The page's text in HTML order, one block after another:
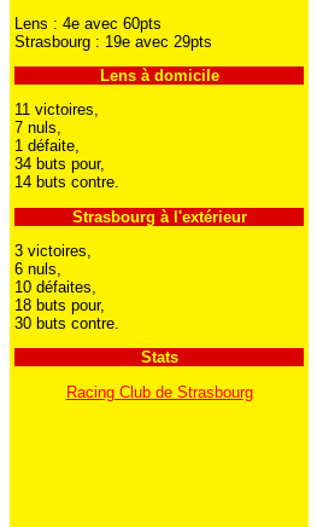
Lens : 4e avec 60pts
Strasbourg : 19e avec 29pts
Lens à domicile
11 victoires,
7 nuls,
1 défaite,
34 buts pour,
14 buts contre.
Strasbourg à l'extérieur
3 victoires,
6 nuls,
10 défaites,
18 buts pour,
30 buts contre.
Stats
Racing Club de Strasbourg